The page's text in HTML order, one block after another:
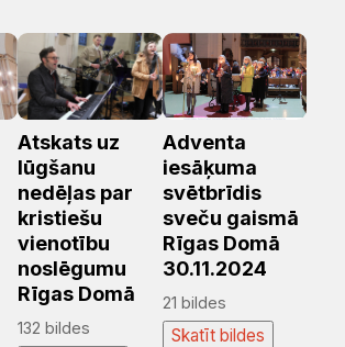
Atskats uz
lūgšanu
nedēļas par
kristiešu
vienotību
noslēgumu
Rīgas Domā
132 bildes
Adventa
iesāķuma
svētbrīdis
sveču gaismā
Rīgas Domā
30.11.2024
21 bildes
Skatīt bildes